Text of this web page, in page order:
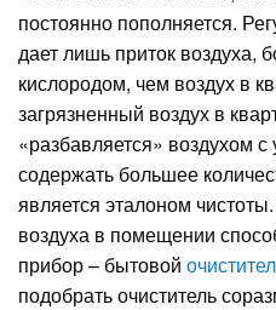
постоянно пополняется.
дает лишь приток воздуха,
кислородом, чем воздух в
загрязненный воздух в
«разбавляется» воздухом
содержать большее
является эталоном
воздуха в помещении
прибор – бытовой
подобрать очиститель